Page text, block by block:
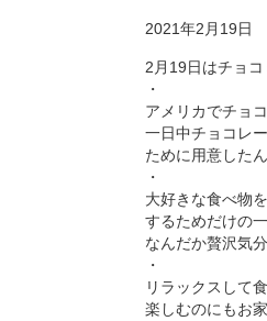
2021年2月19日
2月19日はチョコ
・
アメリカでチョ
一日中チョコレ
ために用意した
・
大好きな食べ物
するためだけの
なんだか贅沢気
・
リラックスして
楽しむのにもお